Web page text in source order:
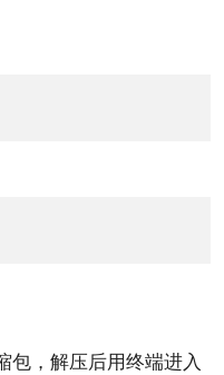
，解压后用终端进入